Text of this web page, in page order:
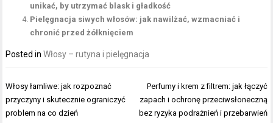
unikać, by utrzymać blask i gładkość
Pielęgnacja siwych włosów: jak nawilżać, wzmacniać i
chronić przed żółknięciem
Posted inWłosy – rutyna i pielęgnacja
Nawigacja
wpisu
Włosy łamliwe: jak rozpoznać
przyczyny i skutecznie ograniczyć
problem na co dzień
Perfumy i krem z filtrem: jak łączyć
zapach i ochronę przeciwsłoneczną
bez ryzyka podrażnień i przebarwień